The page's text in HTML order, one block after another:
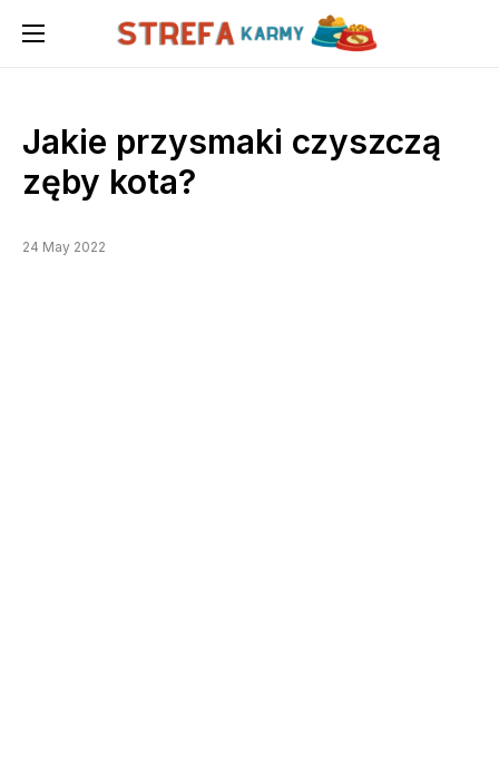
Jakie przysmaki czyszczą
zęby kota?
24 May 2022